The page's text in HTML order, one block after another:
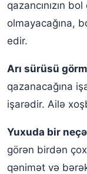
qazancınızın
olmayacağına,
edir.
Arı sürüsü
qazanacağına
işarədir. Ailə
Yuxuda bir
görən birdən
qənimət və